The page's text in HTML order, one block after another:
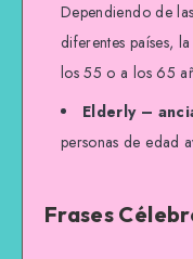
Dependiendo de
diferentes países,
los 55 o a los 65
Elderly –
personas de edad
Frases